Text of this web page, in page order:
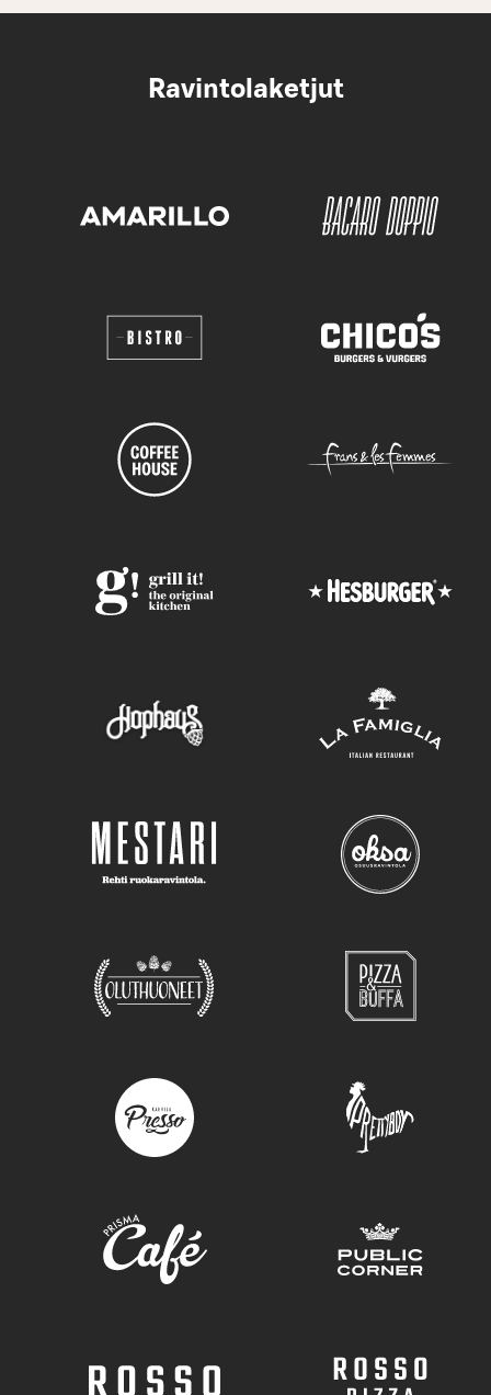
Ravintolaketjut